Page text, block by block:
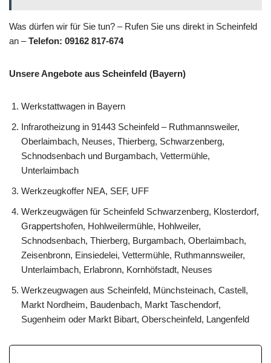
Was dürfen wir für Sie tun? – Rufen Sie uns direkt in Scheinfeld
an –Telefon: 09162 817-674
Unsere Angebote aus Scheinfeld (Bayern)
Werkstattwagen in Bayern
Infrarotheizung in 91443 Scheinfeld – Ruthmannsweiler,
Oberlaimbach, Neuses, Thierberg, Schwarzenberg,
Schnodsenbach und Burgambach, Vettermühle,
Unterlaimbach
Werkzeugkoffer NEA, SEF, UFF
Werkzeugwägen für Scheinfeld Schwarzenberg, Klosterdorf,
Grappertshofen, Hohlweilermühle, Hohlweiler,
Schnodsenbach, Thierberg, Burgambach, Oberlaimbach,
Zeisenbronn, Einsiedelei, Vettermühle, Ruthmannsweiler,
Unterlaimbach, Erlabronn, Kornhöfstadt, Neuses
Werkzeugwagen aus Scheinfeld, Münchsteinach, Castell,
Markt Nordheim, Baudenbach, Markt Taschendorf,
Sugenheim oder Markt Bibart, Oberscheinfeld, Langenfeld